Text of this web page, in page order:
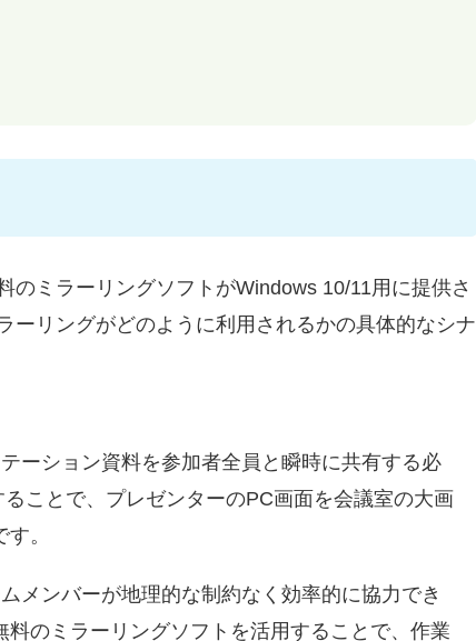
ミラーリングソフトがWindows 10/11用に提供さ
ーリングがどのように利用されるかの具体的なシナ
ーション資料を参加者全員と瞬時に共有する必
ことで、プレゼンターのPC画面を会議室の大画
。
メンバーが地理的な制約なく効率的に協力でき
のミラーリングソフトを活用することで、作業